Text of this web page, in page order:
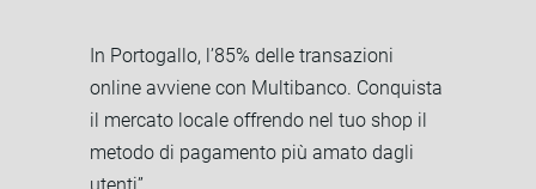
In Portogallo, l’85% delle transazioni
online avviene con Multibanco. Conquista
il mercato locale offrendo nel tuo shop il
metodo di pagamento più amato dagli
utenti”.